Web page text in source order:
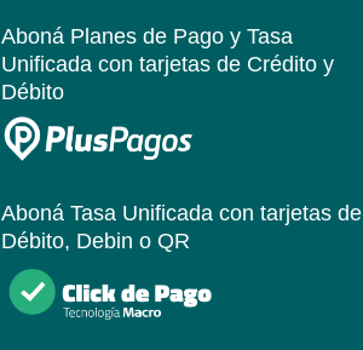
Aboná Planes de Pago y Tasa
Unificadacon tarjetas de Crédito y
Débito
Aboná Tasa Unificadacon tarjetas de
Débito, Debin o QR